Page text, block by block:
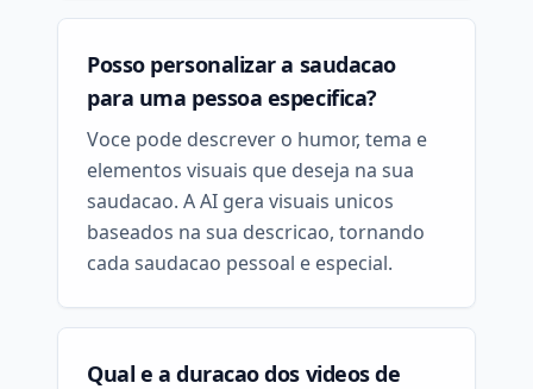
Posso personalizar a saudacao
para uma pessoa especifica?
Voce pode descrever o humor, tema e
elementos visuais que deseja na sua
saudacao. A AI gera visuais unicos
baseados na sua descricao, tornando
cada saudacao pessoal e especial.
Qual e a duracao dos videos de